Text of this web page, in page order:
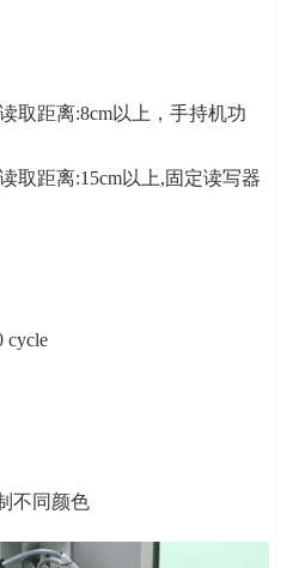
取距离:8cm以上，手持机功
取距离:15cm以上,固定读写器
cycle
不同颜色